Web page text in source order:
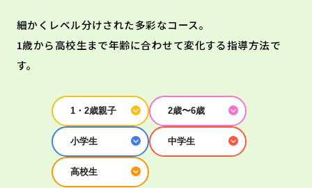
細かくレベル分けされた多彩なコース。
1歳から高校生まで年齢に合わせて変化する指導方法で
す。
1・2歳親子 2歳〜6歳
小学生 中学生
高校生